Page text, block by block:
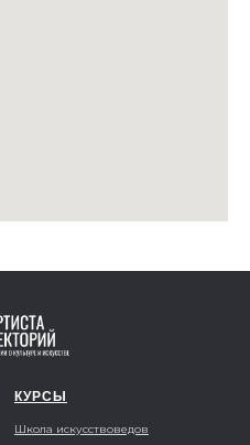
КУРСЫ
Школа искусствоведов